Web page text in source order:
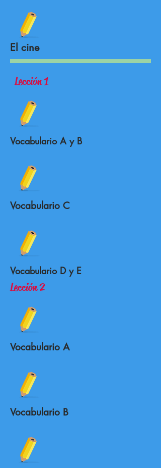
El cine
Lección 1
Vocabulario A y B
Vocabulario C
Vocabulario D y E
Lección 2
Vocabulario A
Vocabulario B